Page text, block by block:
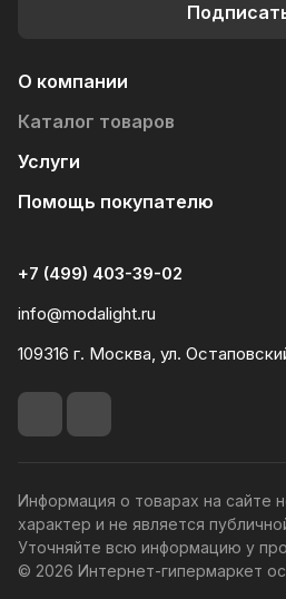
О компании
Каталог товаров
Услуги
Помощь покупателю
+7 (499) 403-39-02
info@modalight.ru
109316 г. Москва, ул.
Информация о товарах на сайте
характер и не является
Уточняйте всю информацию у
© 2026 Интернет-гипермаркет